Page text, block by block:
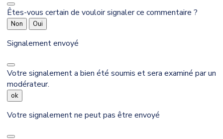
Êtes-vous certain de vouloir signaler ce commentaire ?
Non Oui
Signalement envoyé
Votre signalement a bien été soumis et sera examiné par un
modérateur.
ok
Votre signalement ne peut pas être envoyé